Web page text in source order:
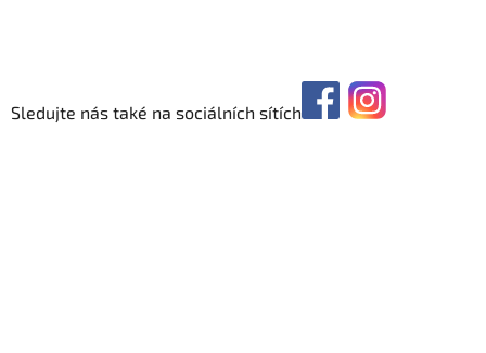
Sledujte nás také na sociálních sítích